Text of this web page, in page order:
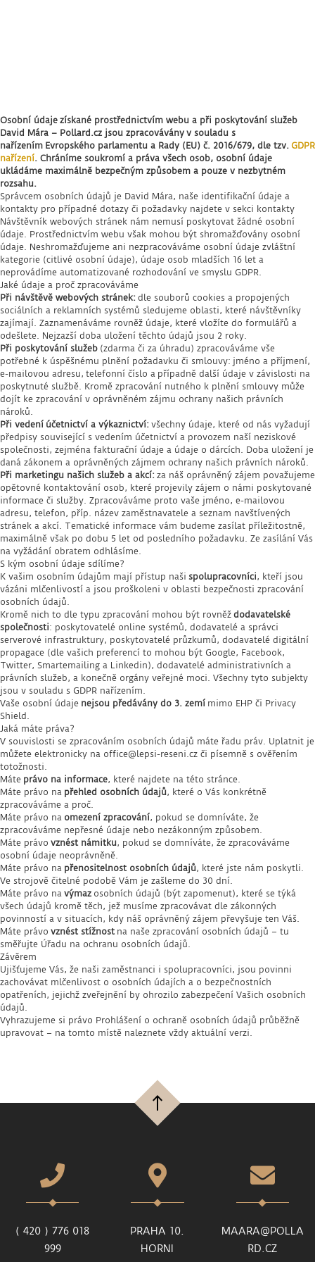
Osobní údaje získané prostřednictvím webu a při poskytování služeb
David Mára – Pollard.cz jsou zpracovávány v souladu s
nařízením Evropského parlamentu a Rady (EU) č. 2016/679, dle tzv. GDPR
nařízení. Chráníme soukromí a práva všech osob, osobní údaje
ukládáme maximálně bezpečným způsobem a pouze v nezbytném
rozsahu.
Správcem osobních údajů je David Mára, naše identifikační údaje a
kontakty pro případné dotazy či požadavky najdete v sekci kontakty
Návštěvník webových stránek nám nemusí poskytovat žádné osobní
údaje. Prostřednictvím webu však mohou být shromažďovány osobní
údaje. Neshromažďujeme ani nezpracováváme osobní údaje zvláštní
kategorie (citlivé osobní údaje), údaje osob mladších 16 let a
neprovádíme automatizované rozhodování ve smyslu GDPR.
Jaké údaje a proč zpracováváme
Při návštěvě webových stránek: dle souborů cookies a propojených
sociálních a reklamních systémů sledujeme oblasti, které návštěvníky
zajímají. Zaznamenáváme rovněž údaje, které vložíte do formulářů a
odešlete. Nejzazší doba uložení těchto údajů jsou 2 roky.
Při poskytování služeb (zdarma či za úhradu) zpracováváme vše
potřebné k úspěšnému plnění požadavku či smlouvy: jméno a příjmení,
e-mailovou adresu, telefonní číslo a případně další údaje v závislosti na
poskytnuté službě. Kromě zpracování nutného k plnění smlouvy může
dojít ke zpracování v oprávněném zájmu ochrany našich právních
nároků.
Při vedení účetnictví a výkaznictví: všechny údaje, které od nás vyžadují
předpisy související s vedením účetnictví a provozem naší neziskové
společnosti, zejména fakturační údaje a údaje o dárcích. Doba uložení je
daná zákonem a oprávněných zájmem ochrany našich právních nároků.
Při marketingu našich služeb a akcí: za náš oprávněný zájem považujeme
opětovné kontaktování osob, které projevily zájem o námi poskytované
informace či služby. Zpracováváme proto vaše jméno, e-mailovou
adresu, telefon, příp. název zaměstnavatele a seznam navštívených
stránek a akcí. Tematické informace vám budeme zasílat příležitostně,
maximálně však po dobu 5 let od posledního požadavku. Ze zasílání Vás
na vyžádání obratem odhlásíme.
S kým osobní údaje sdílíme?
K vašim osobním údajům mají přístup naši spolupracovníci, kteří jsou
vázáni mlčenlivostí a jsou proškoleni v oblasti bezpečnosti zpracování
osobních údajů.
Kromě nich to dle typu zpracování mohou být rovněž dodavatelské
společnosti: poskytovatelé online systémů, dodavatelé a správci
serverové infrastruktury, poskytovatelé průzkumů, dodavatelé digitální
propagace (dle vašich preferencí to mohou být Google, Facebook,
Twitter, Smartemailing a Linkedin), dodavatelé administrativních a
právních služeb, a konečně orgány veřejné moci. Všechny tyto subjekty
jsou v souladu s GDPR nařízením.
Vaše osobní údaje nejsou předávány do 3. zemí mimo EHP či Privacy
Shield.
Jaká máte práva?
V souvislosti se zpracováním osobních údajů máte řadu práv. Uplatnit je
můžete elektronicky na office@lepsi-reseni.cz či písemně s ověřením
totožnosti.
Máte právo na informace, které najdete na této stránce.
Máte právo na přehled osobních údajů, které o Vás konkrétně
zpracováváme a proč.
Máte právo na omezení zpracování, pokud se domníváte, že
zpracováváme nepřesné údaje nebo nezákonným způsobem.
Máte právo vznést námitku, pokud se domníváte, že zpracováváme
osobní údaje neoprávněně.
Máte právo na přenositelnost osobních údajů, které jste nám poskytli.
Ve strojově čitelné podobě Vám je zašleme do 30 dní.
Máte právo na výmaz osobních údajů (být zapomenut), které se týká
všech údajů kromě těch, jež musíme zpracovávat dle zákonných
povinností a v situacích, kdy náš oprávněný zájem převyšuje ten Váš.
Máte právo vznést stížnost na naše zpracování osobních údajů – tu
směřujte Úřadu na ochranu osobních údajů.
Závěrem
Ujišťujeme Vás, že naši zaměstnanci i spolupracovníci, jsou povinni
zachovávat mlčenlivost o osobních údajích a o bezpečnostních
opatřeních, jejichž zveřejnění by ohrozilo zabezpečení Vašich osobních
údajů.
Vyhrazujeme si právo Prohlášení o ochraně osobních údajů průběžně
upravovat – na tomto místě naleznete vždy aktuální verzi.
( 420 ) 776 018
999
PRAHA 10.
HORNI
MAARA@POLLA
RD.CZ